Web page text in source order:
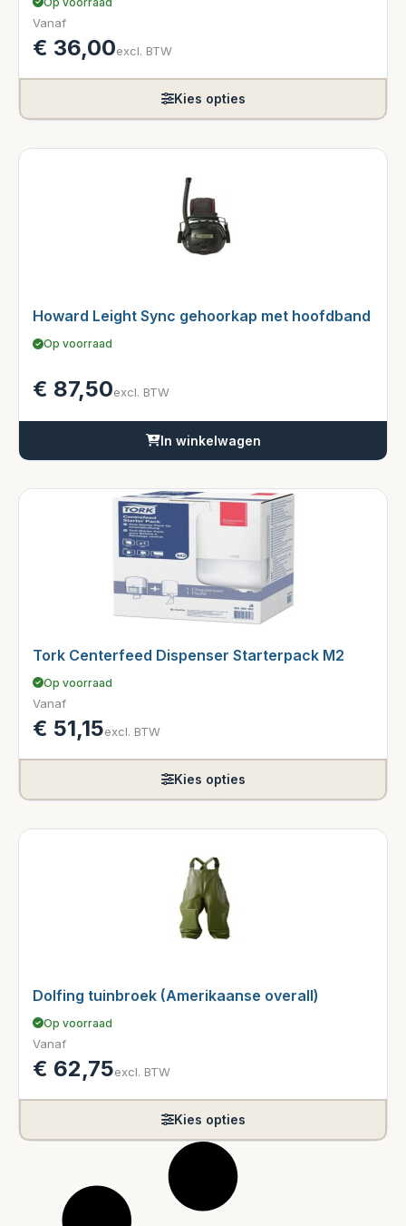
Vanaf
€ 36,00excl. BTW
Kies opties
Howard Leight Sync gehoorkap met hoofdband
Op voorraad
€ 87,50excl. BTW
In winkelwagen
Tork Centerfeed Dispenser Starterpack M2
Op voorraad
Vanaf
€ 51,15excl. BTW
Kies opties
Dolfing tuinbroek (Amerikaanse overall)
Op voorraad
Vanaf
€ 62,75excl. BTW
Kies opties